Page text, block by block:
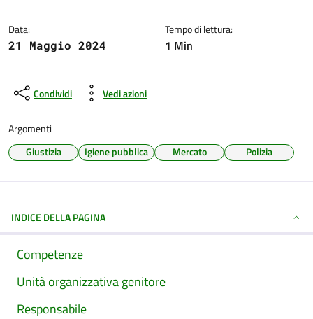
Data:
21 Maggio 2024
Tempo di lettura:
1 Min
Condividi Vedi azioni
Argomenti
Giustizia
Igiene pubblica Mercato Polizia
INDICE DELLA PAGINA
Competenze
Unità organizzativa genitore
Responsabile